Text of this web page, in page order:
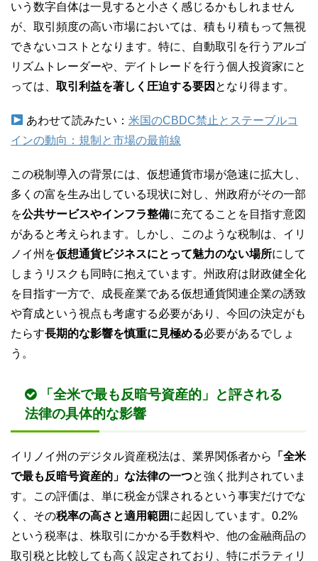
いう数字自体は一見すると小さく感じるかもしれません
が、取引頻度の高い市場においては、積もり積もって無視
できないコストとなります。特に、自動取引を行うアルゴ
リズムトレーダーや、デイトレードを行う個人投資家にと
っては、 取引利益を著しく圧迫する要因 となり得ます。
あわせて読みたい： 米国のCBDC禁止とステーブルコ
インの動向：規制と市場の最前線
この税制導入の背景には、仮想通貨市場が急速に拡大し、
多くの富を生み出している現状に対し、州政府がその一部
を公共サービスやインフラ整備に充てることを目指す意図
があると考えられます。しかし、このような税制は、イリ
ノイ州を仮想通貨ビジネスにとって魅力のない場所にして
しまうリスクも同時に抱えています。州政府は財政健全化
を目指す一方で、成長産業である仮想通貨関連企業の誘致
や育成という視点も考慮する必要があり、今回の決定がも
たらす長期的な影響を慎重に見極める必要があるでしょ
う。
「全米で最も反暗号資産的」と評される
法律の具体的な影響
イリノイ州のデジタル資産税法は、業界関係者から
「全米
で最も反暗号資産的」な法律の一つと強く批判されていま
す。この評価は、単に税金が課されるという事実だけでな
く、その税率の高さと適用範囲に起因しています。0.2%
という税率は、株取引にかかる手数料や、他の金融商品の
取引税と比較しても高く設定されており、特にボラティリ